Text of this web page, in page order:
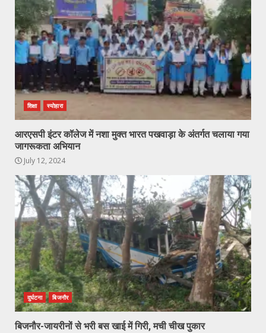
शिक्षा स्योहारा
आरएसपी इंटर कॉलेज में नशा मुक्त भारत पखवाड़ा के अंतर्गत चलाया गया
जागरूकता अभियान
July 12, 2024
दुर्घटना बिजनौर
बिजनौर-जायरीनों से भरी बस खाई में गिरी, मची चीख पुकार